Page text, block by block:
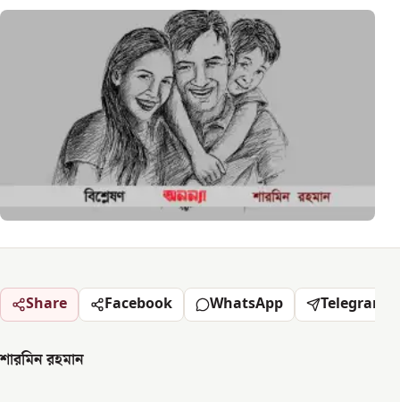
Share Facebook WhatsApp Telegram
শারমিন রহমান